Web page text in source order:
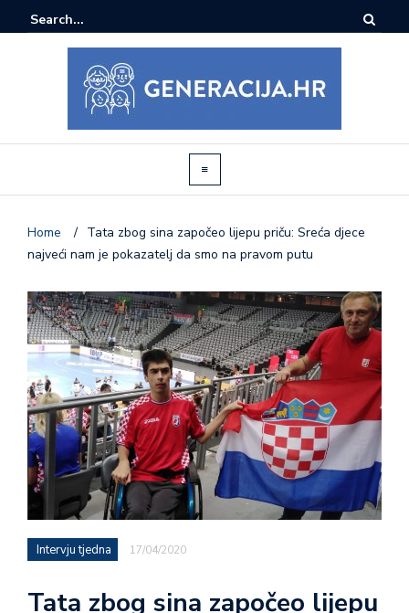
Home / Tata zbog sina započeo lijepu priču: Sreća djece
najveći nam je pokazatelj da smo na pravom putu
Intervju tjedna 17/04/2020
Tata zbog sina započeo lijepu